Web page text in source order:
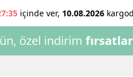
özel indirim